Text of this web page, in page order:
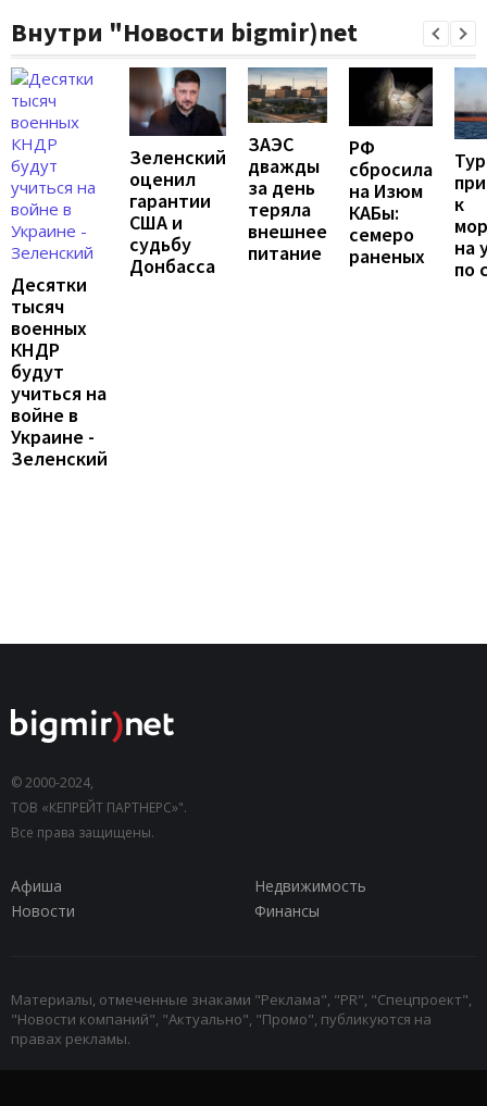
Внутри "Новости bigmir)net
Десятки
тысяч
военных
КНДР
будут
учиться на
войне в
Украине -
Зеленский
Зеленский
оценил
гарантии
США и
судьбу
Донбасса
ЗАЭС
дважды
за день
теряла
внешнее
питание
РФ
сбросила
на Изюм
КАБы:
семеро
раненых
к
на
по
© 2000-2024,
ТОВ «КЕПРЕЙТ ПАРТНЕРС»".
Все права защищены.
Афиша
Недвижимость
Новости
Финансы
Материалы, отмеченные знаками "Реклама", "PR", "Спецпроект",
"Новости компаний", "Актуально", "Промо", публикуются на
правах рекламы.